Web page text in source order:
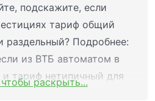
подскажите, если
тариф общий
раздельный? Подробнее:
из ВТБ автоматом в
тариф нетипичный для
раскрыть...